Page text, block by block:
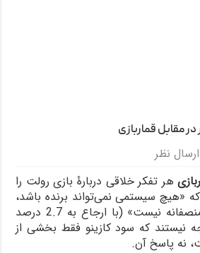
مقابل قماربازی
ارسال نظر
هر تفکر خلاقی دربارۀ بازی رولت را
که «هیچ سیستمی نمی‌تواند برنده باشد،
چون پرداختی کازینو منصفانه نیست» (با ارجاع به 2.7 درصد
نیستند که سود کازینو فقط بخشی از
نه پاسخ آن.